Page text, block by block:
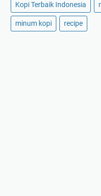
Kopi Terbaik Indonesia
minum kopi recipe